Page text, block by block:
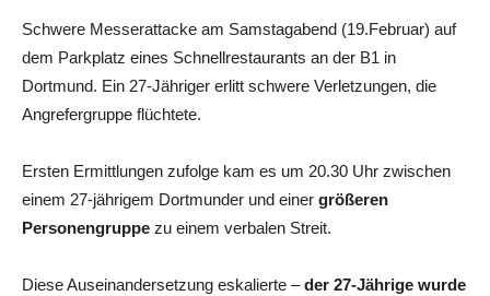
Schwere Messerattacke am Samstagabend (19.Februar) auf
dem Parkplatz eines Schnellrestaurants an der B1 in
Dortmund. Ein 27-Jähriger erlitt schwere Verletzungen, die
Angrefergruppe flüchtete.
Ersten Ermittlungen zufolge kam es um 20.30 Uhr zwischen
einem 27-jährigem Dortmunder und einer größeren
Personengruppe zu einem verbalen Streit.
Diese Auseinandersetzung eskalierte –der 27-Jährige wurde